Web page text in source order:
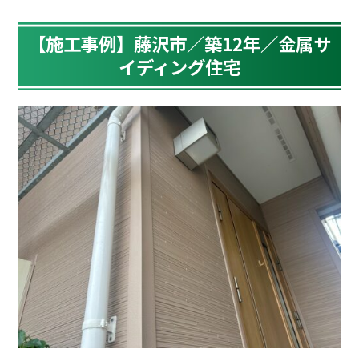
【施工事例】藤沢市／築12年／金属サ
イディング住宅